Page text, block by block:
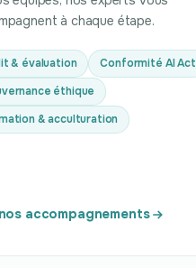
à chaque étape.
& évaluation
Conformité AI Act
éthique
& acculturation
accompagnements